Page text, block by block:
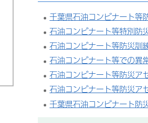
千葉県石油コンビナート等
石油コンビナート等特別防
石油コンビナート等防災訓
石油コンビナート等での異
石油コンビナート等防災ア
石油コンビナート等防災ア
千葉県石油コンビナート防